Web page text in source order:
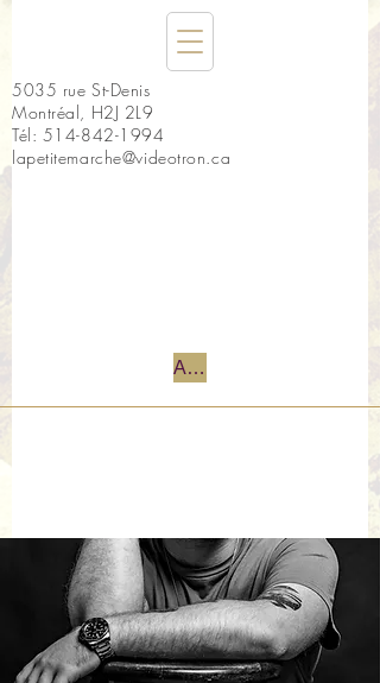
5035 rue St-Denis
Montréal, H2J 2L9
Tél: 514-842-1994
lapetitemarche@videotron.ca
Accueil